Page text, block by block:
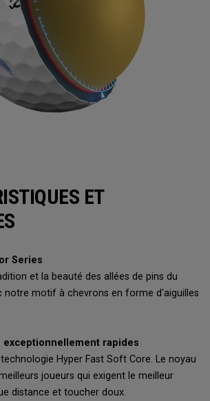
ET
Series
et la beauté des allées de pins du
notre motif à chevrons en forme d'aiguilles
exceptionnellement rapides
Hyper Fast Soft Core. Le noyau
joueurs qui exigent le meilleur
distance et toucher doux.